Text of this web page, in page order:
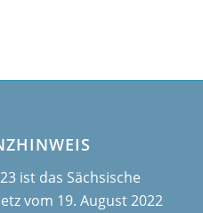
ist das Sächsische
vom 19. August 2022